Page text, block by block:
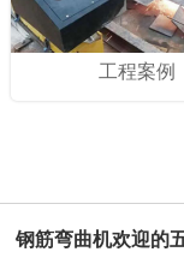
工程案例
钢筋弯曲机欢迎的